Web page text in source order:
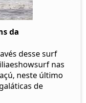
da
desse surf
nas
neste último
de